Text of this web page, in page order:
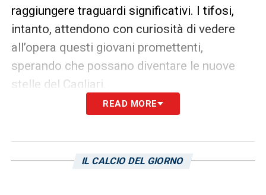
raggiungere traguardi significativi. I tifosi,
intanto, attendono con curiosità di vedere
all’opera questi giovani promettenti,
sperando che possano diventare le nuove
stelle del Cagliari.
READ MORE
IL CALCIO DEL GIORNO